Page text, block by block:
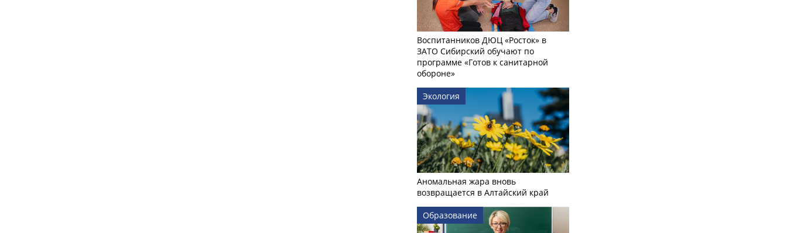
Воспитанников ДЮЦ «Росток» в
ЗАТО Сибирский обучают по
программе «Готов к санитарной
обороне»
Экология
Аномальная жара вновь
возвращается в Алтайский край
Образование